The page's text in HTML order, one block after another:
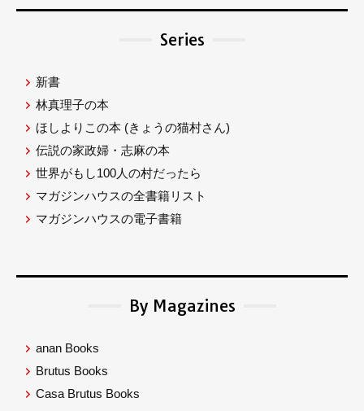
Series
新書
林真理子の本
ほしよりこの本 (きょうの猫村さん)
伝説の家政婦・志麻の本
世界がもし100人の村だったら
マガジンハウスの全書籍リスト
マガジンハウスの電子書籍
By Magazines
anan Books
Brutus Books
Casa Brutus Books